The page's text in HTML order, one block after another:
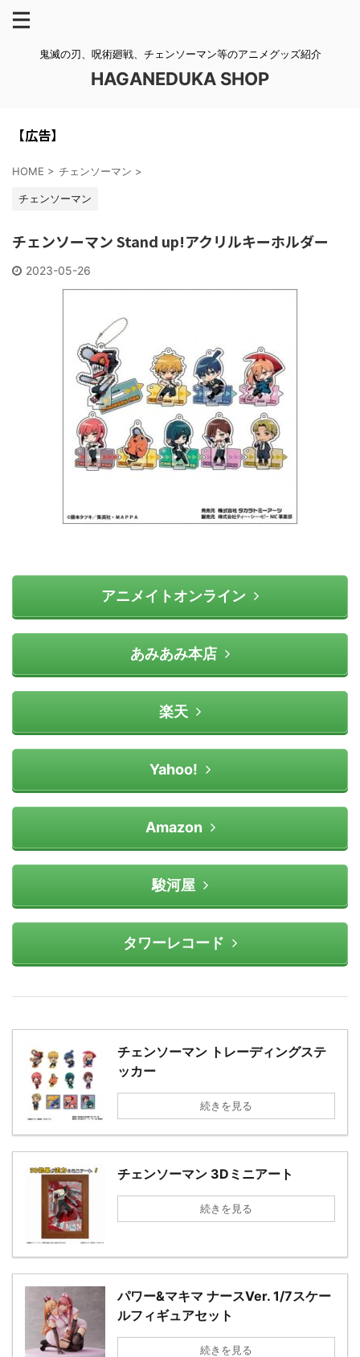
鬼滅の刃、呪術廻戦、チェンソーマン等のアニメグッズ紹介
HAGANEDUKA SHOP
【広告】
HOME > チェンソーマン >
チェンソーマン
チェンソーマン Stand up!アクリルキーホルダー
2023-05-26
アニメイトオンライン
あみあみ本店
楽天
Yahoo!
Amazon
駿河屋
タワーレコード
チェンソーマン トレーディングステ
ッカー
続きを見る
チェンソーマン 3Dミニアート
続きを見る
パワー&マキマ ナースVer. 1/7スケー
ルフィギュアセット
続きを見る